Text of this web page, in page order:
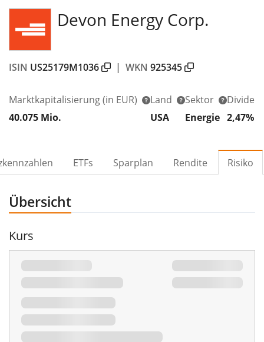
Devon Energy Corp.
ISIN US25179M1036 | WKN 925345
Marktkapitalisierung(in EUR)
40.075 Mio.
Land
USA
Sektor
Energie 2,47%
ETFs Sparplan Rendite Risiko
Übersicht
Kurs